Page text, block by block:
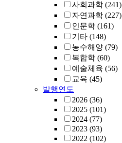
사회과학 (241)
자연과학 (227)
인문학 (161)
기타 (148)
농수해양 (79)
복합학 (60)
예술체육 (56)
교육 (45)
발행연도
2026 (36)
2025 (101)
2024 (77)
2023 (93)
2022 (102)